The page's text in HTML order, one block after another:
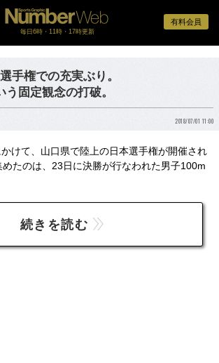
有料会員
毎日6時・11時・17時更新
手権での充実ぶり。
う固定観念の打破。
2018/07/01 11:00
けて、山口県で陸上の日本選手権が開催され
たのは、23日に決勝が行なわれた男子100m
続きを読む